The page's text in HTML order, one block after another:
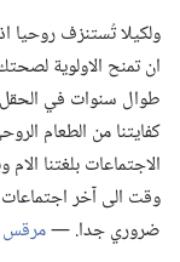
ولكيلا تُستنزف روحيا
ان تمنح الاولوية
طوال سنوات في الحقل
كفايتنا من الطعام
الاجتماعات بلغتنا
وقت الى آخر
ضروري جدا.‏ —‏مرقس ٦:‏٣١